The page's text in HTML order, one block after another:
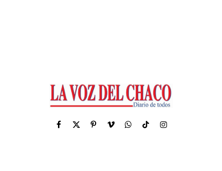
Facebook
X
PinterestVimeoWhatsApp
TikTokInstagram